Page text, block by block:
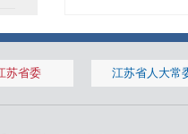
苏省委 江苏省人大常